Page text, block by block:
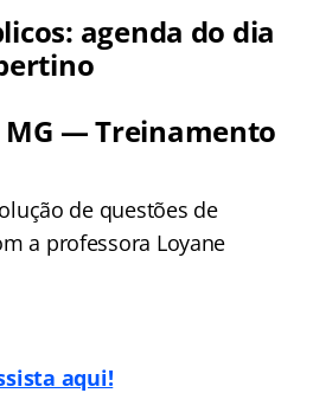
agenda do dia
MG — Treinamento
de questões de
a professora Loyane
aqui!